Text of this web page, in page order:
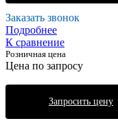
Заказать звонок
Подробнее
К сравнение
Розничная цена
Цена по запросу
Запросить цену